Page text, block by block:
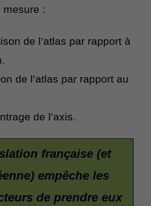
mesure :
de l’atlas par rapport à
de l’atlas par rapport au
de l’axis.
française (et
empêche les
de prendre eux